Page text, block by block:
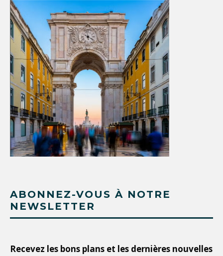
ABONNEZ-VOUS À NOTRE
NEWSLETTER
Recevez les bons plans et les dernières nouvelles